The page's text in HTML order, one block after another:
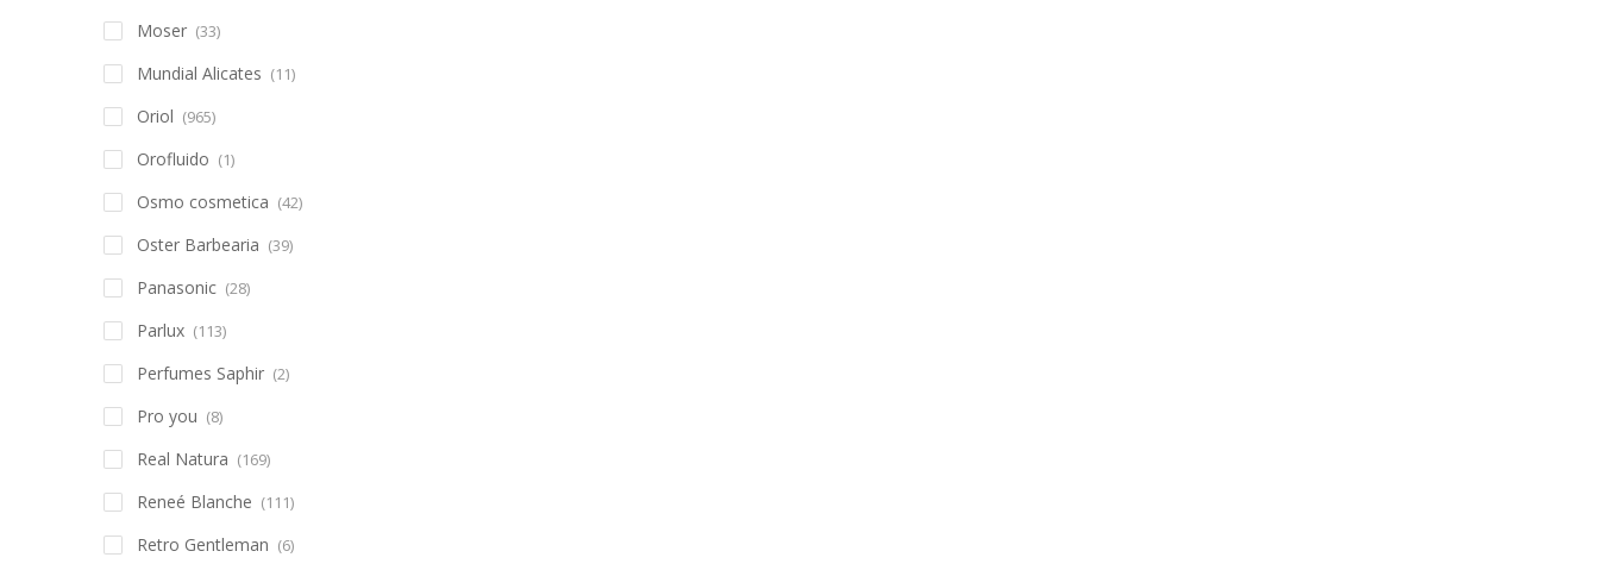
Moser (33)
Mundial Alicates (11)
Oriol (965)
Orofluido (1)
Osmo cosmetica (42)
Oster Barbearia (39)
Panasonic (28)
Parlux (113)
Perfumes Saphir (2)
Pro you (8)
Real Natura (169)
Reneé Blanche (111)
Retro Gentleman (6)